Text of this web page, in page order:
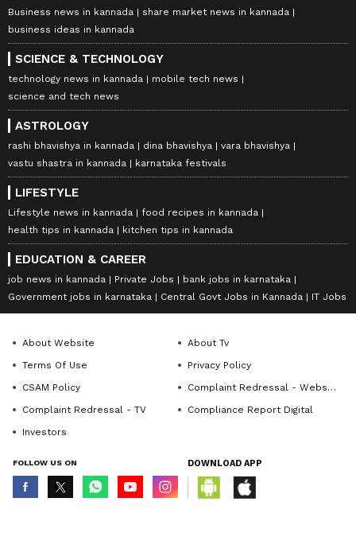
Business news in kannada
share market news in kannada
business ideas in kannada
SCIENCE & TECHNOLOGY
technology news in kannada
mobile tech news
science and tech news
ASTROLOGY
rashi bhavishya in kannada dina bhavishya
vara bhavishya
vastu shastra in kannada
karnataka festivals
LIFESTYLE
Lifestyle news in kannada
food recipes in kannada
health tips in kannada
kitchen tips in kannada
EDUCATION & CAREER
job news in kannada Private Jobs
bank jobs in karnataka
Government jobs in karnataka
Central Govt Jobs in Kannada IT Jobs
About Website
About Tv
Terms Of Use
Privacy Policy
CSAM Policy
Complaint Redressal - Website
Complaint Redressal - TV
Compliance Report Digital
Investors
FOLLOW US ON DOWNLOAD APP